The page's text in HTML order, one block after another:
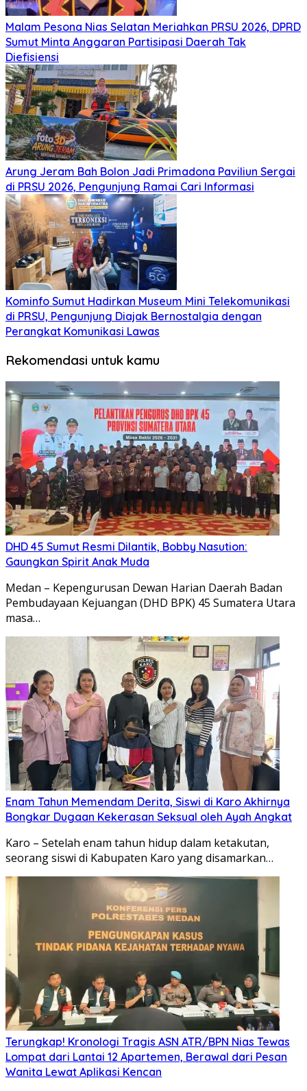
Malam Pesona Nias Selatan Meriahkan PRSU 2026, DPRD
Sumut Minta Anggaran Partisipasi Daerah Tak
Diefisiensi
Arung Jeram Bah Bolon Jadi Primadona Paviliun Sergai
di PRSU 2026, Pengunjung Ramai Cari Informasi
Kominfo Sumut Hadirkan Museum Mini Telekomunikasi
di PRSU, Pengunjung Diajak Bernostalgia dengan
Perangkat Komunikasi Lawas
Rekomendasi untuk kamu
DHD 45 Sumut Resmi Dilantik, Bobby Nasution:
Gaungkan Spirit Anak Muda
Medan – Kepengurusan Dewan Harian Daerah Badan
Pembudayaan Kejuangan (DHD BPK) 45 Sumatera Utara
masa…
Enam Tahun Memendam Derita, Siswi di Karo Akhirnya
Bongkar Dugaan Kekerasan Seksual oleh Ayah Angkat
Karo – Setelah enam tahun hidup dalam ketakutan,
seorang siswi di Kabupaten Karo yang disamarkan…
Terungkap! Kronologi Tragis ASN ATR/BPN Nias Tewas
Lompat dari Lantai 12 Apartemen, Berawal dari Pesan
Wanita Lewat Aplikasi Kencan